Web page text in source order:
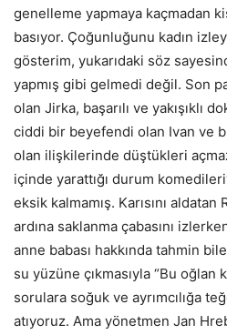
genelleme yapmaya kaçmadan
basıyor. Çoğunluğunu kadın
gösterim, yukarıdaki söz
yapmış gibi gelmedi değil. Son
olan Jirka, başarılı ve yakışıklı
ciddi bir beyefendi olan Ivan ve
olan ilişkilerinde düştükleri
içinde yarattığı durum
eksik kalmamış. Karısını aldatan
ardına saklanma çabasını
anne babası hakkında tahmin
su yüzüne çıkmasıyla “Bu oğlan
sorulara soğuk ve ayrımcılığa
atıyoruz. Ama yönetmen Jan